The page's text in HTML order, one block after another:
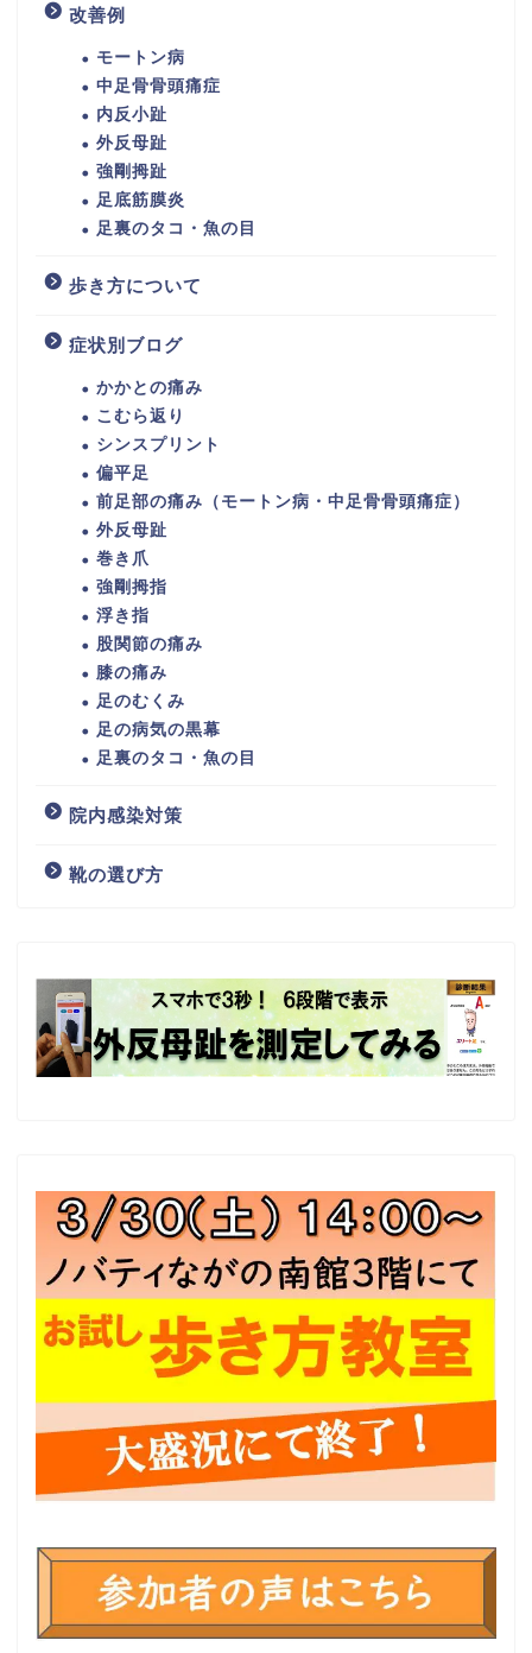
改善例
モートン病
中足骨骨頭痛症
内反小趾
外反母趾
強剛拇趾
足底筋膜炎
足裏のタコ・魚の目
歩き方について
症状別ブログ
かかとの痛み
こむら返り
シンスプリント
偏平足
前足部の痛み（モートン病・中足骨骨頭痛症）
外反母趾
巻き爪
強剛拇指
浮き指
股関節の痛み
膝の痛み
足のむくみ
足の病気の黒幕
足裏のタコ・魚の目
院内感染対策
靴の選び方